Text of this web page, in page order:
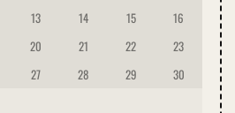
13 14 15
16
20 21 22
23
27 28 29
30